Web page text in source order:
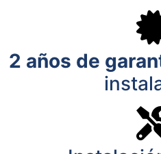
2 años de